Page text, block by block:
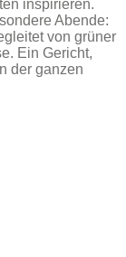
inspirieren.
Abende:
von grüner
Ein Gericht,
der ganzen